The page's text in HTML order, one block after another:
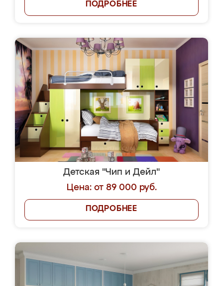
ПОДРОБНЕЕ
Детская "Чип и Дейл"
Цена: от 89 000 руб.
ПОДРОБНЕЕ